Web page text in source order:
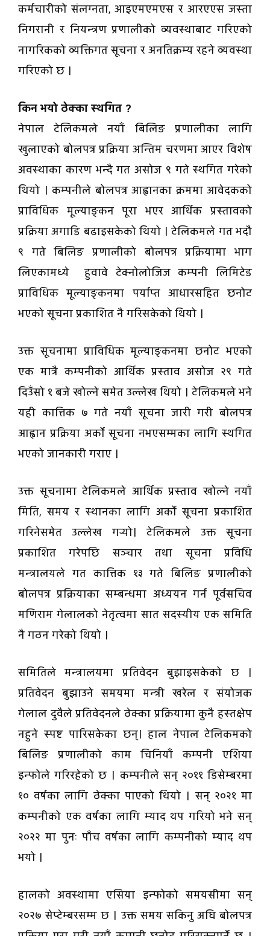
कर्मचारीको संलग्नता, आइएमएमएस र आरएएस जस्ता
निगरानी र नियन्त्रण प्रणालीको व्यवस्थाबाट गरिएको
नागरिकको व्यक्तिगत सूचना र अनतिक्रम्य रहने व्यवस्था
गरिएको छ ।
किन भयो ठेक्का स्थगित ?
नेपाल टेलिकमले नयाँ बिलिङ प्रणालीका लागि
खुलाएको बोलपत्र प्रक्रिया अन्तिम चरणमा आएर विशेष
अवस्थाका कारण भन्दै गत असोज ९ गते स्थगित गरेको
थियो । कम्पनीले बोलपत्र आह्वानका क्रममा आवेदकको
प्राविधिक मूल्याङ्कन पूरा भएर आर्थिक प्रस्तावको
प्रक्रिया अगाडि बढाइसकेको थियो । टेलिकमले गत भदौ
९ गते बिलिङ प्रणालीको बोलपत्र प्रक्रियामा भाग
लिएकामध्ये हुवावे टेक्नोलोजिज कम्पनी लिमिटेड
प्राविधिक मूल्याङ्कनमा पर्याप्त आधारसहित छनोट
भएको सूचना प्रकाशित नै गरिसकेको थियो ।
उक्त सूचनामा प्राविधिक मूल्याङ्कनमा छनोट भएको
एक मात्रै कम्पनीको आर्थिक प्रस्ताव असोज २९ गते
दिउँसो १ बजे खोल्ने समेत उल्लेख थियो । टेलिकमले भने
यही कात्तिक ७ गते नयाँ सूचना जारी गरी बोलपत्र
आह्वान प्रक्रिया अर्को सूचना नभएसम्मका लागि स्थगित
भएको जानकारी गराए ।
उक्त सूचनामा टेलिकमले आर्थिक प्रस्ताव खोल्ने नयाँ
मिति, समय र स्थानका लागि अर्को सूचना प्रकाशित
गरिनेसमेत उल्लेख गर्‍यो। टेलिकमले उक्त सूचना
प्रकाशित गरेपछि सञ्चार तथा सूचना प्रविधि
मन्त्रालयले गत कात्तिक १३ गते बिलिङ प्रणालीको
बोलपत्र प्रक्रियाका सम्बन्धमा अध्ययन गर्न पूर्वसचिव
मणिराम गेलालको नेतृत्वमा सात सदस्यीय एक समिति
नै गठन गरेको थियो ।
समितिले मन्त्रालयमा प्रतिवेदन बुझाइसकेको छ ।
प्रतिवेदन बुझाउने समयमा मन्त्री खरेल र संयोजक
गेलाल दुवैले प्रतिवेदनले ठेक्का प्रक्रियामा कुनै हस्तक्षेप
नहुने स्पष्ट पारिसकेका छन्। हाल नेपाल टेलिकमको
बिलिङ प्रणालीको काम चिनियाँ कम्पनी एशिया
इन्फोले गरिरहेको छ । कम्पनीले सन् २०११ डिसेम्बरमा
१० वर्षका लागि ठेक्का पाएको थियो । सन् २०२१ मा
कम्पनीको एक वर्षका लागि म्याद थप गरियो भने सन्
२०२२ मा पुनः पाँच वर्षका लागि कम्पनीको म्याद थप
भयो ।
हालको अवस्थामा एसिया इन्फोको समयसीमा सन्
२०२७ सेप्टेम्बरसम्म छ । उक्त समय सकिनु अघि बोलपत्र